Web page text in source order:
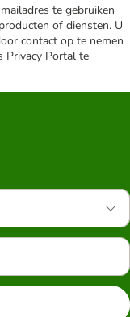
te gebruiken
of diensten. U
contact op te nemen
Privacy Portal te